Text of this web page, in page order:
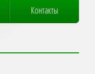
Контакты